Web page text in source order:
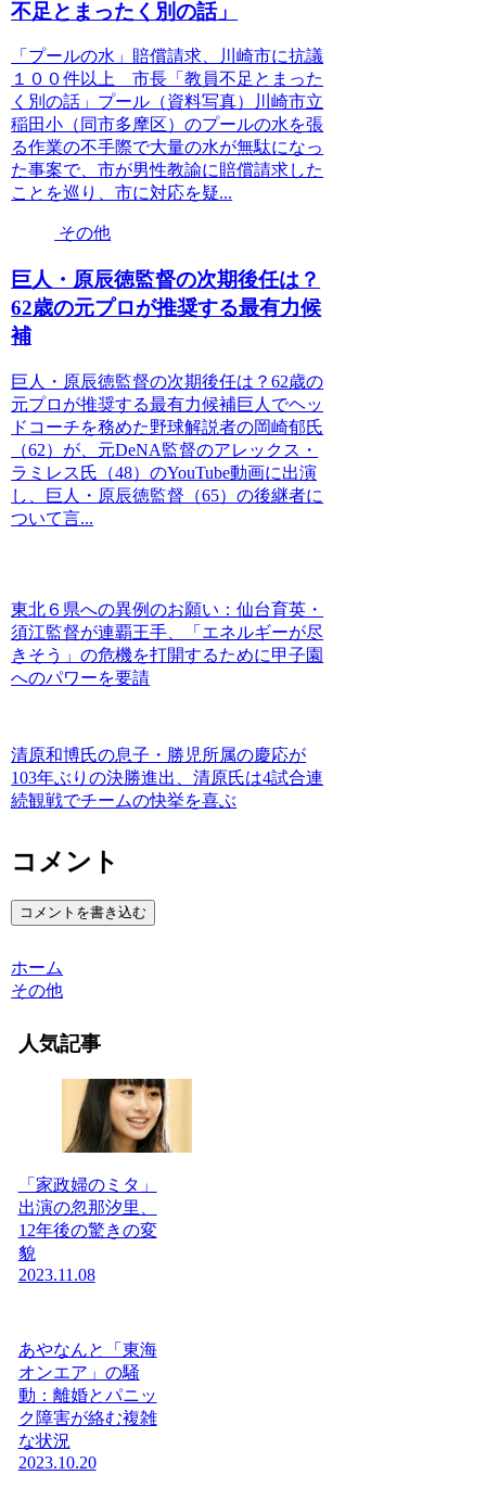
不足とまったく別の話」
「プールの水」賠償請求、川崎市に抗議
１００件以上 市長「教員不足とまった
く別の話」プール（資料写真）川崎市立
稲田小（同市多摩区）のプールの水を張
る作業の不手際で大量の水が無駄になっ
た事案で、市が男性教諭に賠償請求した
ことを巡り、市に対応を疑...
その他
巨人・原辰徳監督の次期後任は？
62歳の元プロが推奨する最有力候
補
巨人・原辰徳監督の次期後任は？62歳の
元プロが推奨する最有力候補巨人でヘッ
ドコーチを務めた野球解説者の岡崎郁氏
（62）が、元DeNA監督のアレックス・
ラミレス氏（48）のYouTube動画に出演
し、巨人・原辰徳監督（65）の後継者に
ついて言...
東北６県への異例のお願い：仙台育英・
須江監督が連覇王手、「エネルギーが尽
きそう」の危機を打開するために甲子園
へのパワーを要請
清原和博氏の息子・勝児所属の慶応が
103年ぶりの決勝進出、清原氏は4試合連
続観戦でチームの快挙を喜ぶ
コメント
コメントを書き込む
ホーム
その他
人気記事
「家政婦のミタ」
出演の忽那汐里、
12年後の驚きの変
貌
2023.11.08
あやなんと「東海
オンエア」の騒
動：離婚とパニッ
ク障害が絡む複雑
な状況
2023.10.20